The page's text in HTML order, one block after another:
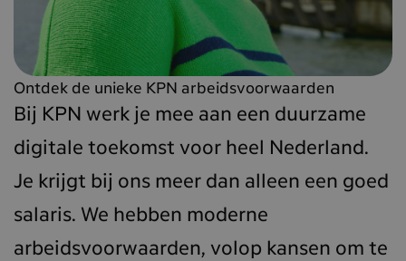
Ontdek de unieke KPN arbeidsvoorwaarden
Bij KPN werk je mee aan een duurzame
digitale toekomst voor heel Nederland.
Je krijgt bij ons meer dan alleen een goed
salaris. We hebben moderne
arbeidsvoorwaarden, volop kansen om te